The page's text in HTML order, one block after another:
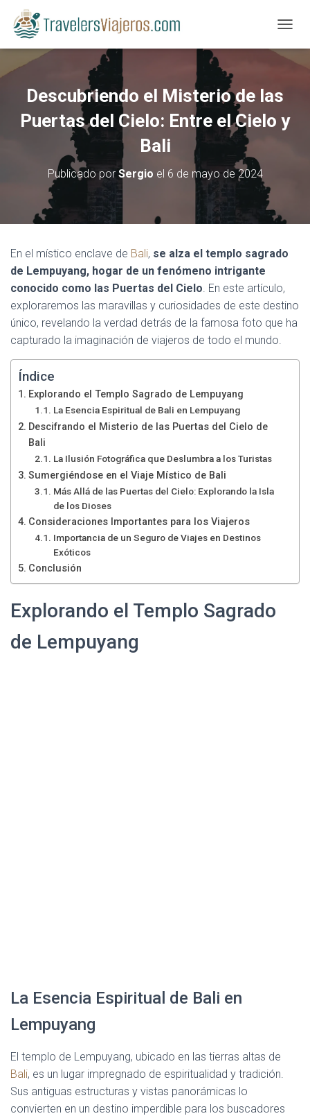
Descubriendo el Misterio de las
Puertas del Cielo: Entre el Cielo y
Bali
Publicado por Sergio el 6 de mayo de 2024
En el místico enclave de Bali, se alza el templo sagrado
de Lempuyang, hogar de un fenómeno intrigante
conocido como las Puertas del Cielo. En este artículo,
exploraremos las maravillas y curiosidades de este destino
único, revelando la verdad detrás de la famosa foto que ha
capturado la imaginación de viajeros de todo el mundo.
Índice
Explorando el Templo Sagrado de Lempuyang
La Esencia Espiritual de Bali en Lempuyang
Descifrando el Misterio de las Puertas del Cielo de
Bali
La Ilusión Fotográfica que Deslumbra a los Turistas
Sumergiéndose en el Viaje Místico de Bali
Más Allá de las Puertas del Cielo: Explorando la Isla
de los Dioses
Consideraciones Importantes para los Viajeros
Importancia de un Seguro de Viajes en Destinos
Exóticos
Conclusión
Explorando el Templo Sagrado
de Lempuyang
La Esencia Espiritual de Bali en
Lempuyang
El templo de Lempuyang, ubicado en las tierras altas de
Bali, es un lugar impregnado de espiritualidad y tradición.
Sus antiguas estructuras y vistas panorámicas lo
convierten en un destino imperdible para los buscadores